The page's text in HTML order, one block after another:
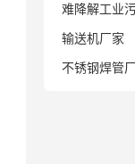
输送机厂家
不锈钢焊管